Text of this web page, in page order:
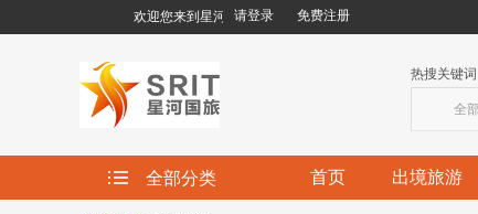
欢迎您来到星河国际旅行社有限责任公司!
请登录 免费注册
热搜关键词
全部
全部分类 首页 出境旅游